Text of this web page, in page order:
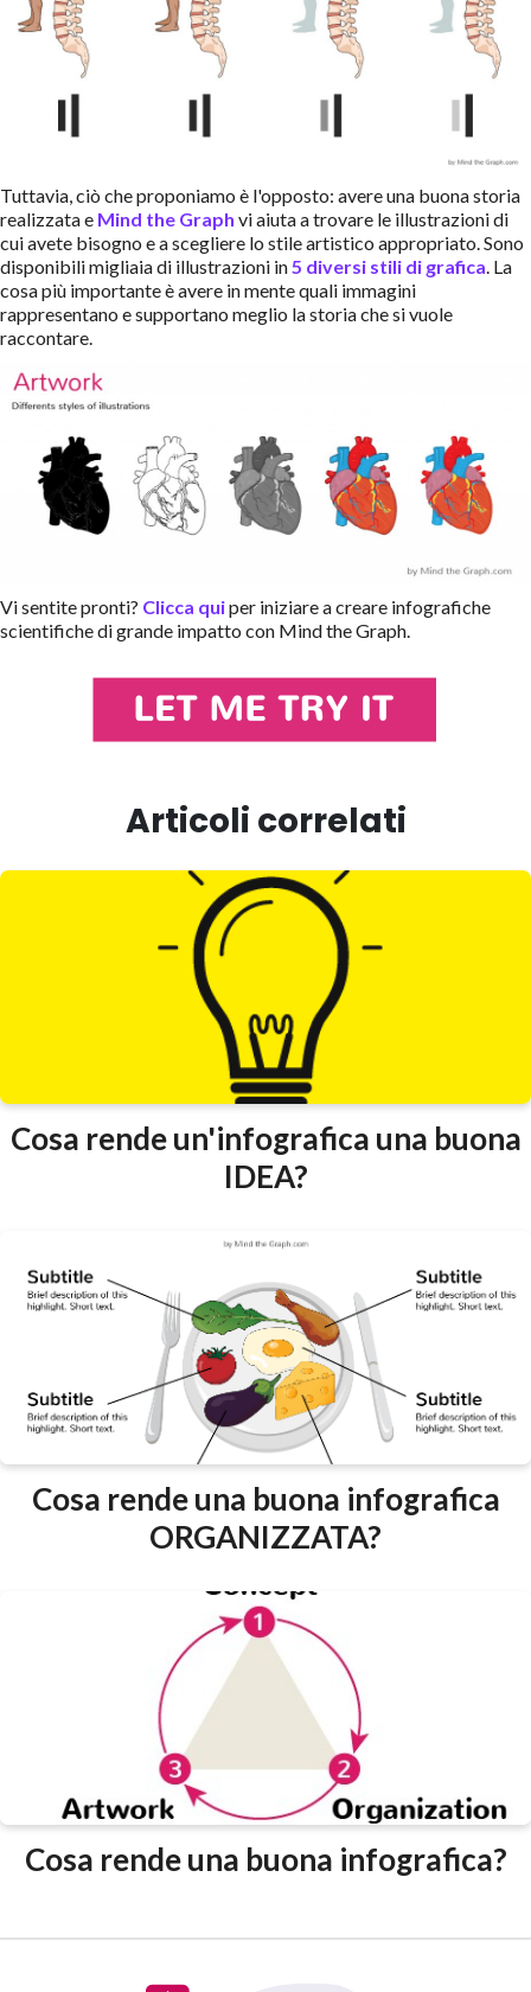
Tuttavia, ciò che proponiamo è l'opposto: avere una buona storia
realizzata e Mind the Graph vi aiuta a trovare le illustrazioni di
cui avete bisogno e a scegliere lo stile artistico appropriato. Sono
disponibili migliaia di illustrazioni in5 diversi stili di grafica. La
cosa più importante è avere in mente quali immagini
rappresentano e supportano meglio la storia che si vuole
raccontare.
Vi sentite pronti? Clicca quiper iniziare a creare infografiche
scientifiche di grande impatto con Mind the Graph.
Articoli correlati
Cosa rende un'infografica una buona
IDEA?
Cosa rende una buona infografica
ORGANIZZATA?
Cosa rende una buona infografica?